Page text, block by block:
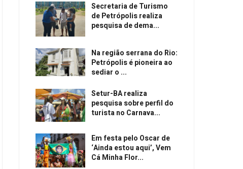
Secretaria de Turismo
de Petrópolis realiza
pesquisa de dema...
Na região serrana do Rio:
Petrópolis é pioneira ao
sediar o ...
Setur-BA realiza
pesquisa sobre perfil do
turista no Carnava...
Em festa pelo Oscar de
‘Ainda estou aqui’, Vem
Cá Minha Flor...